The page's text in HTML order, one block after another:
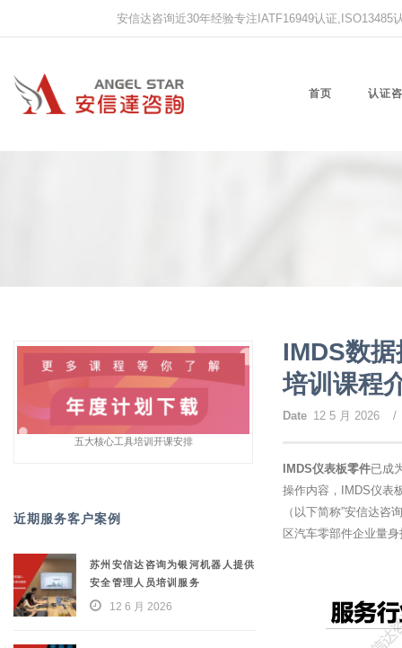
安信达咨询近30年经验专注IATF16949认证
首页 认证
IMDS数
培训课程
Date 12 5 月 2026 /
IMDS仪表板零件已成
操作内容，IMDS仪表
（以下简称”安信达
区汽车零部件企业量
五大核心工具培训开课安排
近期服务客户案例
苏州安信达咨询为银河机器人提供
安全管理人员培训服务
12 6 月 2026